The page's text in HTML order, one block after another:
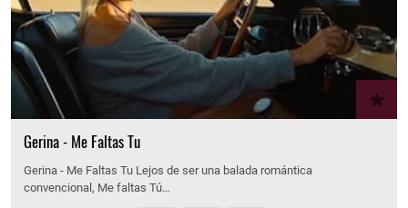
Gerina - Me Faltas Tu
Gerina - Me Faltas Tu Lejos de ser una balada romántica
convencional, Me faltas Tú…